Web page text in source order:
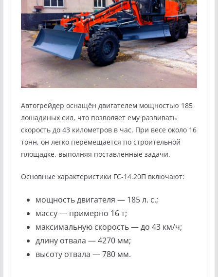
Автогрейдер оснащён двигателем мощностью 185
лошадиных сил, что позволяет ему развивать
скорость до 43 километров в час. При весе около 16
тонн, он легко перемещается по строительной
площадке, выполняя поставленные задачи.
Основные характеристики ГС-14.20П включают:
мощность двигателя — 185 л. с.;
массу — примерно 16 т;
максимальную скорость — до 43 км/ч;
длину отвала — 4270 мм;
высоту отвала — 780 мм.